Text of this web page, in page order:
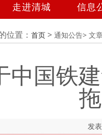
走进清城 信息
位置： 首页 > 通知公告> 文
中国铁
发